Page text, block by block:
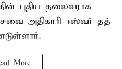
புதிய தலைவராக
அதிகாரி ஈஸ்வர் தத்
More